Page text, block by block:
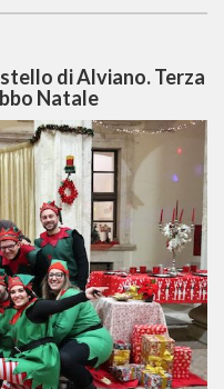
di Alviano. Terza
Natale